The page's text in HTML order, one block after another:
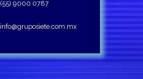
(55) 9000 0787
info@gruposiete.com.mx